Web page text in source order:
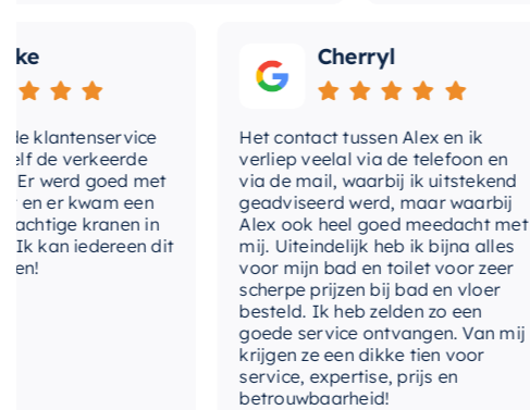
verkeerde
goed met
er kwam een
kranen in
iedereen dit
Cherryl
Het contact tussen Alex en ik
verliep veelal via de telefoon en
via de mail, waarbij ik uitstekend
geadviseerd werd, maar waarbij
Alex ook heel goed meedacht met
mij. Uiteindelijk heb ik bijna alles
voor mijn bad en toilet voor zeer
scherpe prijzen bij bad en vloer
besteld. Ik heb zelden zo een
goede service ontvangen. Van mij
krijgen ze een dikke tien voor
service, expertise, prijs en
betrouwbaarheid!